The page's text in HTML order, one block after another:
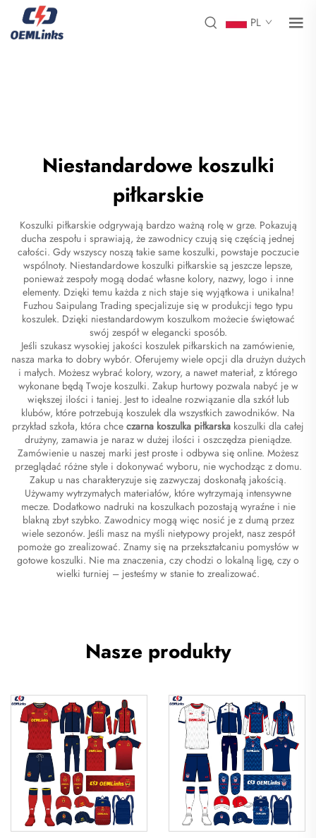
PL
Niestandardowe koszulki
piłkarskie
Koszulki piłkarskie odgrywają bardzo ważną rolę w grze. Pokazują
ducha zespołu i sprawiają, że zawodnicy czują się częścią jednej
całości. Gdy wszyscy noszą takie same koszulki, powstaje poczucie
wspólnoty. Niestandardowe koszulki piłkarskie są jeszcze lepsze,
ponieważ zespoły mogą dodać własne kolory, nazwy, logo i inne
elementy. Dzięki temu każda z nich staje się wyjątkowa i unikalna!
Fuzhou Saipulang Trading specjalizuje się w produkcji tego typu
koszulek. Dzięki niestandardowym koszulkom możecie świętować
swój zespół w elegancki sposób.
Jeśli szukasz wysokiej jakości koszulek piłkarskich na zamówienie,
nasza marka to dobry wybór. Oferujemy wiele opcji dla drużyn dużych
i małych. Możesz wybrać kolory, wzory, a nawet materiał, z którego
wykonane będą Twoje koszulki. Zakup hurtowy pozwala nabyć je w
większej ilości i taniej. Jest to idealne rozwiązanie dla szkół lub
klubów, które potrzebują koszulek dla wszystkich zawodników. Na
przykład szkoła, która chce czarna koszulka piłkarska koszulki dla całej
drużyny, zamawia je naraz w dużej ilości i oszczędza pieniądze.
Zamówienie u naszej marki jest proste i odbywa się online. Możesz
przeglądać różne style i dokonywać wyboru, nie wychodząc z domu.
Zakup u nas charakteryzuje się zazwyczaj doskonałą jakością.
Używamy wytrzymałych materiałów, które wytrzymają intensywne
mecze. Dodatkowo nadruki na koszulkach pozostają wyraźne i nie
blakną zbyt szybko. Zawodnicy mogą więc nosić je z dumą przez
wiele sezonów. Jeśli masz na myśli nietypowy projekt, nasz zespół
pomoże go zrealizować. Znamy się na przekształcaniu pomysłów w
gotowe koszulki. Nie ma znaczenia, czy chodzi o lokalną ligę, czy o
wielki turniej – jesteśmy w stanie to zrealizować.
Nasze produkty